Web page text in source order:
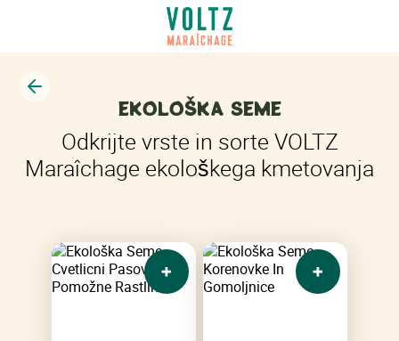
Bck
EKOLOŠKA SEME
Odkrijte vrste in sorte VOLTZ
Maraîchage ekološkega kmetovanja